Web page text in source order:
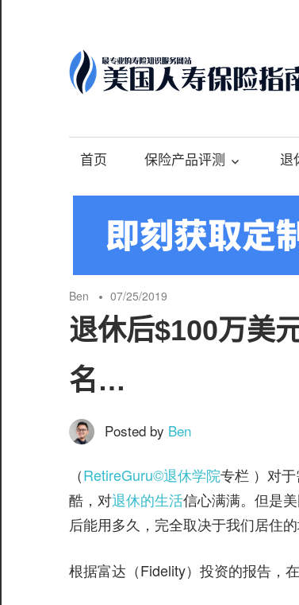
content
专
业
的
险
理
财
务
区
首页 保险产品评测 退
Ben 07/25/2019
退休后$100万美
名…
Posted by Ben
（RetireGuru©️退休学院专栏 ）对
酷，对退休的生活信心满满。但是
后能用多久，完全取决于我们居住的
根据富达（Fidelity）投资的报告，